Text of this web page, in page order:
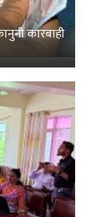
कारबाही